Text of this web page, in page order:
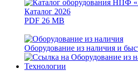
Каталог 2026
PDF 26 MB
Оборудование из наличия и
Технологии